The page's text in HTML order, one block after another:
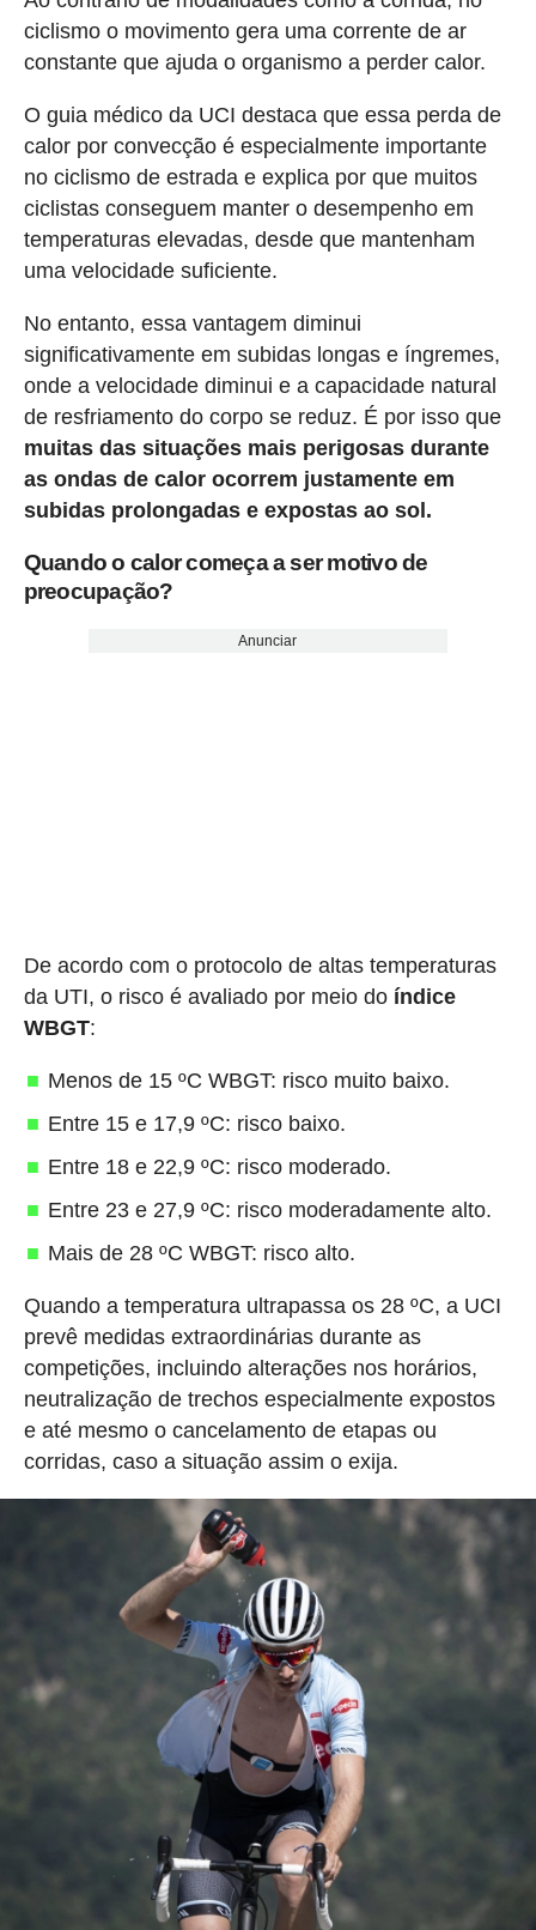
ciclismo o movimento gera uma corrente de ar
constante que ajuda o organismo a perder calor.
O guia médico da UCI destaca que essa perda de
calor por convecção é especialmente importante
no ciclismo de estrada e explica por que muitos
ciclistas conseguem manter o desempenho em
temperaturas elevadas, desde que mantenham
uma velocidade suficiente.
No entanto, essa vantagem diminui
significativamente em subidas longas e íngremes,
onde a velocidade diminui e a capacidade natural
de resfriamento do corpo se reduz. É por isso que
muitas das situações mais perigosas durante
as ondas de calor ocorrem justamente em
subidas prolongadas e expostas ao sol.
Quando o calor começa a ser motivo de
preocupação?
Anunciar
De acordo com o protocolo de altas temperaturas
da UTI, o risco é avaliado por meio do índice
WBGT:
Menos de 15 ºC WBGT: risco muito baixo.
Entre 15 e 17,9 ºC: risco baixo.
Entre 18 e 22,9 ºC: risco moderado.
Entre 23 e 27,9 ºC: risco moderadamente alto.
Mais de 28 ºC WBGT: risco alto.
Quando a temperatura ultrapassa os 28 ºC, a UCI
prevê medidas extraordinárias durante as
competições, incluindo alterações nos horários,
neutralização de trechos especialmente expostos
e até mesmo o cancelamento de etapas ou
corridas, caso a situação assim o exija.